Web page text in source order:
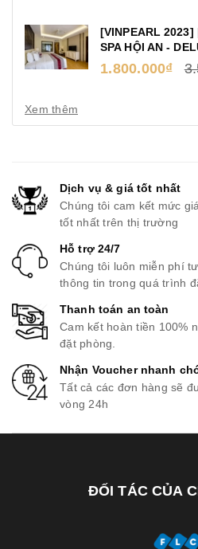
[VINPEARL 2023]
SPA HỘI AN -
1.800.000₫
Xem thêm
Dịch vụ & giá tốt nhất
Chúng tôi cam kết mức
tốt nhất trên thị trường
Hỗ trợ 24/7
Chúng tôi luôn miễn phí
thông tin trong quá trình
Thanh toán an toàn
Cam kết hoàn tiền 100%
đặt phòng.
Nhận Voucher nhanh
Tất cả các đơn hàng sẽ
vòng 24h
ĐỐI TÁC CỦA